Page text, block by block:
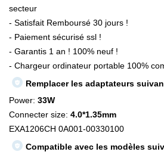
secteur
- Satisfait Remboursé 30 jours !
- Paiement sécurisé ssl !
- Garantis 1 an ! 100% neuf !
- Chargeur ordinateur portable 100%
Remplacer les adaptateurs
Power: 33W
Connecter size: 4.0*1.35mm
EXA1206CH 0A001-00330100
Compatible avec les modèles